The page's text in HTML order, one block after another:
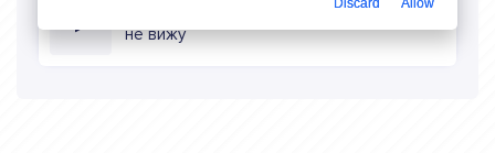
Слушать онлайн Sayan О my love я тебя
не вижу